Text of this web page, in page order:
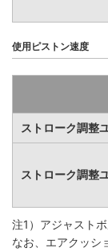
使用ピストン速度
ストローク調整
ストローク調整
注1）アジャスト
なお、エアクッシ